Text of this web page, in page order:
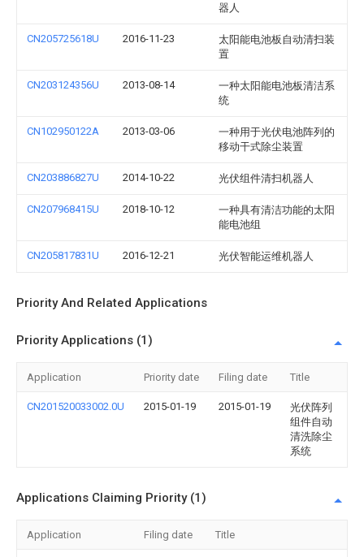
器人
CN205725618U 2016-11-23
太阳能电池板自动清扫装
置
CN203124356U 2013-08-14
一种太阳能电池板清洁系
统
CN102950122A 2013-03-06
一种用于光伏电池阵列的
移动干式除尘装置
CN203886827U 2014-10-22 光伏组件清扫机器人
CN207968415U 2018-10-12
一种具有清洁功能的太阳
能电池组
CN205817831U 2016-12-21 光伏智能运维机器人
Priority And Related Applications
Priority Applications (1)
Application Priority date Filing date Title
CN201520033002.0U 2015-01-19 2015-01-19
光伏阵列
组件自动
清洗除尘
系统
Applications Claiming Priority (1)
Application Filing date Title